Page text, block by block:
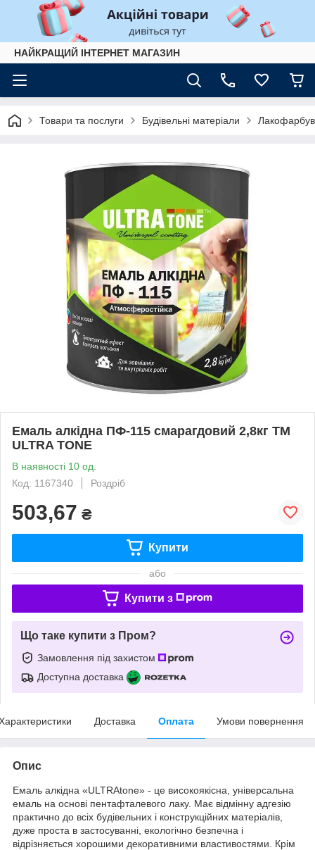
НАЙКРАЩИЙ ІНТЕРНЕТ МАГАЗИН
Товари та послуги Будівельні матеріали
Емаль алкідна ПФ-115 смарагдовий 2,8кг ТМ
ULTRA TONE
В наявності 10 од.
Код: 1167340
Роздріб
503,67 ₴
Купити
або
Купити з
Що таке купити з Пром?
Замовлення під захистом
Доступна доставка
Доставка Оплата Умови повернення
Опис
Емаль алкідна «ULTRAtone» - це високоякісна, універсальна
емаль на основі пентафталевого лаку. Має відмінну адгезію
практично до всіх будівельних і конструкційних матеріалів,
дуже проста в застосуванні, екологічно безпечна і
відрізняється хорошими декоративними властивостями. Крім